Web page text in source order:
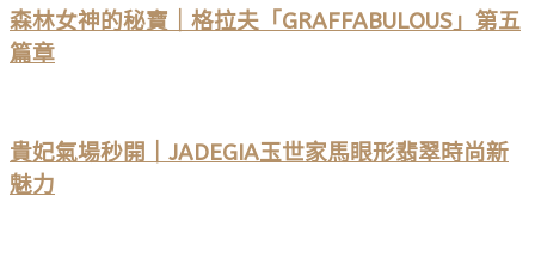
森林女神的秘寶｜格拉夫「GRAFFABULOUS」第五
篇章
貴妃氣場秒開｜JADEGIA玉世家馬眼形翡翠時尚新
魅力